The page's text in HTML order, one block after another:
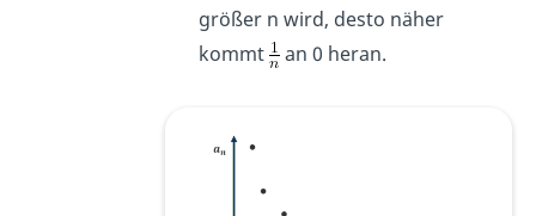
größer n wird, desto näher
kommt an 0 heran.